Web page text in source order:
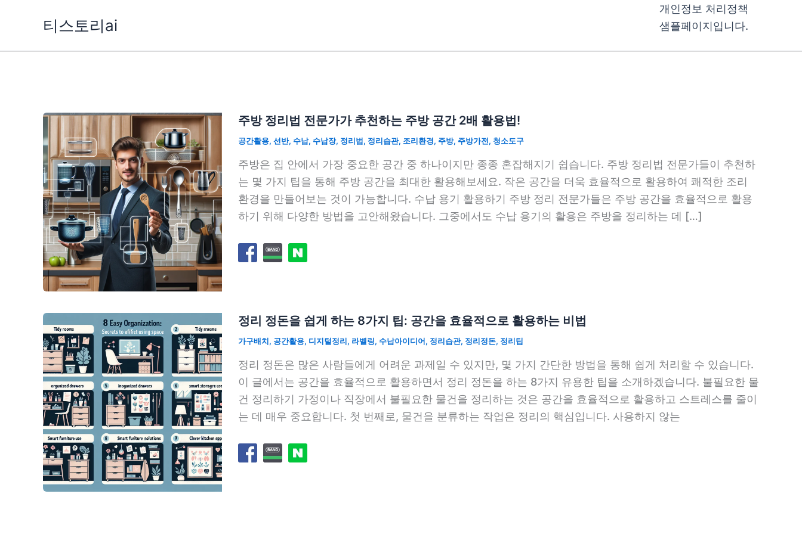
티스토리ai
개인정보 처리정책
샘플페이지입니다.
주방 정리법 전문가가 추천하는 주방 공간 2배 활용법!
공간활용, 선반, 수납, 수납장, 정리법, 정리습관, 조리환경, 주방, 주방가전, 청소도구
주방은 집 안에서 가장 중요한 공간 중 하나이지만 종종 혼잡해지기 쉽습니다. 주방 정리법 전문가들이 추천하
는 몇 가지 팁을 통해 주방 공간을 최대한 활용해보세요. 작은 공간을 더욱 효율적으로 활용하여 쾌적한 조리
환경을 만들어보는 것이 가능합니다. 수납 용기 활용하기 주방 정리 전문가들은 주방 공간을 효율적으로 활용
하기 위해 다양한 방법을 고안해왔습니다. 그중에서도 수납 용기의 활용은 주방을 정리하는 데 […]
정리 정돈을 쉽게 하는 8가지 팁: 공간을 효율적으로 활용하는 비법
가구배치, 공간활용, 디지털정리, 라벨링, 수납아이디어, 정리습관, 정리정돈, 정리팁
정리 정돈은 많은 사람들에게 어려운 과제일 수 있지만, 몇 가지 간단한 방법을 통해 쉽게 처리할 수 있습니다.
이 글에서는 공간을 효율적으로 활용하면서 정리 정돈을 하는 8가지 유용한 팁을 소개하겠습니다. 불필요한 물
건 정리하기 가정이나 직장에서 불필요한 물건을 정리하는 것은 공간을 효율적으로 활용하고 스트레스를 줄이
는 데 매우 중요합니다. 첫 번째로, 물건을 분류하는 작업은 정리의 핵심입니다. 사용하지 않는